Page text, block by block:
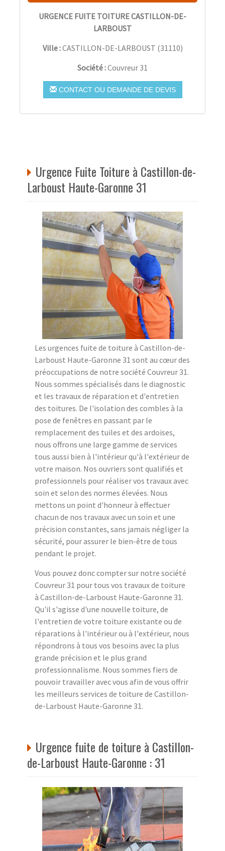
URGENCE FUITE TOITURE CASTILLON-DE-
LARBOUST
Ville :CASTILLON-DE-LARBOUST (31110)
Société :Couvreur 31
CONTACT OU DEMANDE DE DEVIS
Urgence Fuite Toiture à Castillon-de-
Larboust Haute-Garonne 31
Les urgences fuite de toiture à Castillon-de-
Larboust Haute-Garonne 31 sont au cœur des
préoccupations de notre société Couvreur 31.
Nous sommes spécialisés dans le diagnostic
et les travaux de réparation et d'entretien
des toitures. De l'isolation des combles à la
pose de fenêtres en passant par le
remplacement des tuiles et des ardoises,
nous offrons une large gamme de services
tous aussi bien à l'intérieur qu'à l'extérieur de
votre maison. Nos ouvriers sont qualifiés et
professionnels pour réaliser vos travaux avec
soin et selon des normes élevées. Nous
mettons un point d'honneur à effectuer
chacun de nos travaux avec un soin et une
précision constantes, sans jamais négliger la
sécurité, pour assurer le bien-être de tous
pendant le projet.
Vous pouvez donc compter sur notre société
Couvreur 31 pour tous vos travaux de toiture
à Castillon-de-Larboust Haute-Garonne 31.
Qu'il s'agisse d'une nouvelle toiture, de
l'entretien de votre toiture existante ou de
réparations à l'intérieur ou à l'extérieur, nous
répondrons à tous vos besoins avec la plus
grande précision et le plus grand
professionnalisme. Nous sommes fiers de
pouvoir travailler avec vous afin de vous offrir
les meilleurs services de toiture de Castillon-
de-Larboust Haute-Garonne 31.
Urgence fuite de toiture à Castillon-
de-Larboust Haute-Garonne : 31